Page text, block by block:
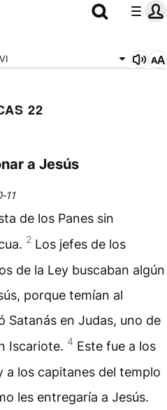
22
a Jesús
de los Panes sin
2 Los jefes de los
de la Ley buscaban algún
porque temían al
Satanás en Judas, uno de
Iscariote. 4 Este fue a los
a los capitanes del templo
les entregaría a Jesús.